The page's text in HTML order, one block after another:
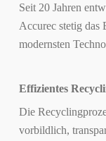
Seit 20 Jahren
Accurec stetig das
modernsten
Effizientes
Die
vorbildlich,